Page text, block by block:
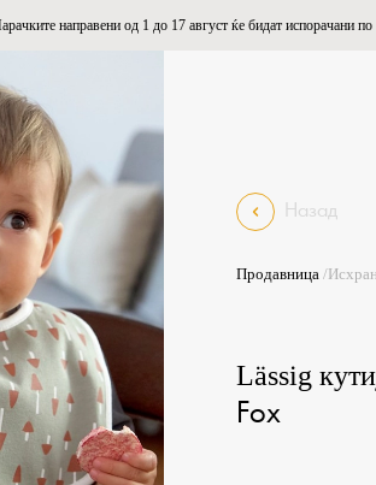
направени од 1 до 17 август ќе бидат испорачани по
Назад
Продавница /
Lässig
Fox